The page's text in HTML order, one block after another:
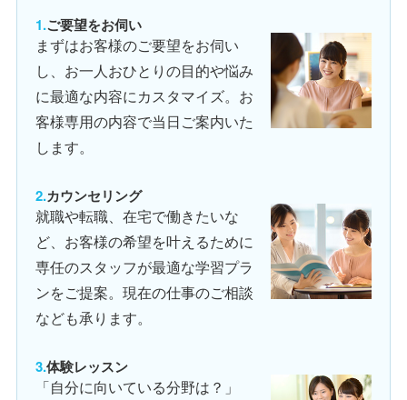
ご要望をお伺い
まずはお客様のご要望をお伺い
し、お一人おひとりの目的や悩み
に最適な内容にカスタマイズ。お
客様専用の内容で当日ご案内いた
します。
カウンセリング
就職や転職、在宅で働きたいな
ど、お客様の希望を叶えるために
専任のスタッフが最適な学習プラ
ンをご提案。現在の仕事のご相談
なども承ります。
体験レッスン
「自分に向いている分野は？」